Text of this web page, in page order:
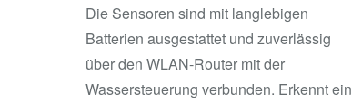
Die Sensoren sind mit langlebigen
Batterien ausgestattet und zuverlässig
über den WLAN-Router mit der
Wassersteuerung verbunden. Erkennt ein